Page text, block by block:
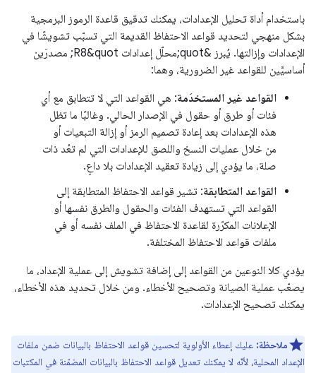
باستخدام أداة تحليل الإعدادات، يمكنك تدقيق قاعدة الرموز البرمجية
بشكل منهجي لتحديد قواعد الاحتفاظ القديمة التي تسبّب تشويشًا في
الإعدادات وإزالتها. يُبرز &quot;محلّل إعدادات R8&quot; مصدرَين
أساسيَّين للقواعد غير الضرورية، وهما:
القواعد غير المستخدَمة: هي القواعد التي لا تتطابق مع أي
فئات أو طرق أو حقول في الإصدار الحالي. وغالبًا ما تظل
هذه الإعدادات بعد إعادة تصميم الرمز أو إزالة التبعيات أو
من خلال عمليات النسخ واللصق للإعدادات التي لم تعُد ذات
صلة، ما يؤدي إلى زيادة تعقيد الإعدادات بلا داعٍ.
القواعد المتطابقة: تشير قواعد الاحتفاظ المتطابقة إلى
القواعد التي تستهدف الفئات والحقول والطرق نفسها أو
الإعلانات المكرّرة لقاعدة الاحتفاظ في الملف نفسه أو في
ملفات قواعد الاحتفاظ المختلفة.
يؤدي كلا النوعين من القواعد إلى إضافة تشويش إلى عملية الإعداد، ما
يصعّب عملية الصيانة وتصحيح الأخطاء. ومن خلال تحديد هذه الأخطاء،
يمكنك تصحيح الإعدادات.
ملاحظة: عليك إعطاء الأولوية لتحسين قواعد الاحتفاظ بالبيانات ضمن ملفات
الإعداد المحلية، لأنّه لا يمكنك تعديل قواعد الاحتفاظ بالبيانات المضمّنة في المكتبات